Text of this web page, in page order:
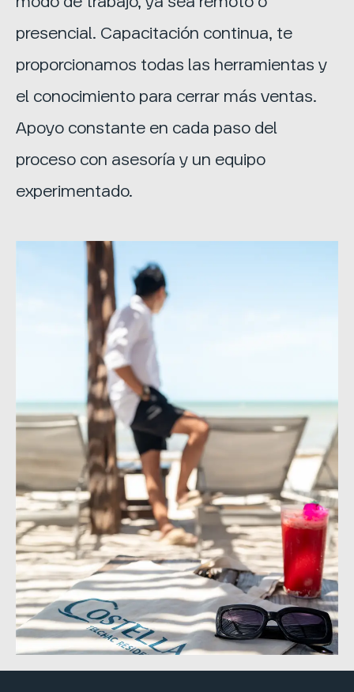
presencial. Capacitación continua, te
proporcionamos todas las herramientas y
el conocimiento para cerrar más ventas.
Apoyo constante en cada paso del
proceso con asesoría y un equipo
experimentado.